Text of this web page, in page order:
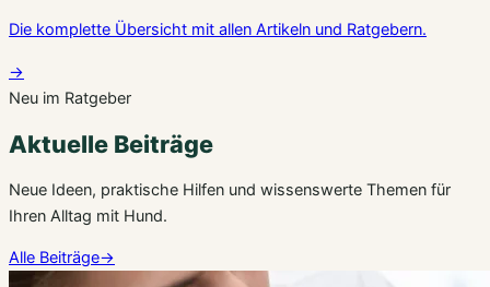
Die komplette Übersicht mit allen Artikeln und Ratgebern.
→
Neu im Ratgeber
Aktuelle Beiträge
Neue Ideen, praktische Hilfen und wissenswerte Themen für
Ihren Alltag mit Hund.
Alle Beiträge→